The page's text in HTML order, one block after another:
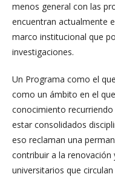
menos general con las
encuentran actualmente
marco institucional que
investigaciones.
Un Programa como el
como un ámbito en el
conocimiento
estar consolidados
eso reclaman una
contribuir a la renovación
universitarios que